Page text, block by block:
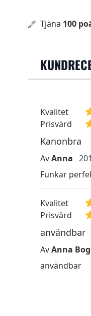
Tjäna 100
Kvalitet
Prisvärd
Kanonbra
AvAnna
Funkar
Kvalitet
Prisvärd
användbar
AvAnna
användbar